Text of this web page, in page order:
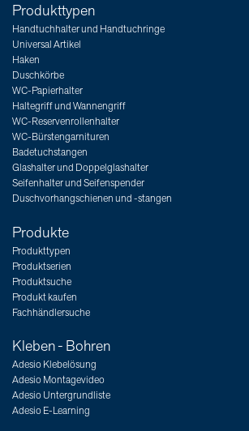
Produkttypen
Handtuchhalter und Handtuchringe
Universal Artikel
Haken
Duschkörbe
WC-Papierhalter
Haltegriff und Wannengriff
WC-Reservenrollenhalter
WC-Bürstengarnituren
Badetuchstangen
Glashalter und Doppelglashalter
Seifenhalter und Seifenspender
Duschvorhangschienen und -stangen
Produkte
Produkttypen
Produktserien
Produktsuche
Produkt kaufen
Fachhändlersuche
Kleben - Bohren
Adesio Klebelösung
Adesio Montagevideo
Adesio Untergrundliste
Adesio E-Learning